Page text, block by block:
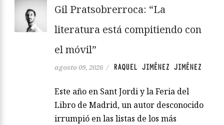
Gil Pratsobrerroca: “La
literatura está compitiendo con
el móvil”
agosto 09, 2026 / RAQUEL JIMÉNEZ JIMÉNEZ
Este año en Sant Jordi y la Feria del
Libro de Madrid, un autor desconocido
irrumpió en las listas de los más